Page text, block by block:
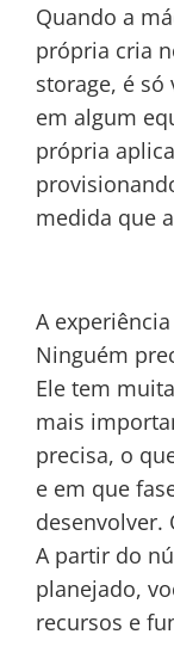
Quando a
própria cria
storage, é só
em algum
própria
medida que
A
Ninguém
Ele tem
mais
precisa, o
e em que
desenvolver.
A partir do
planejado,
recursos e